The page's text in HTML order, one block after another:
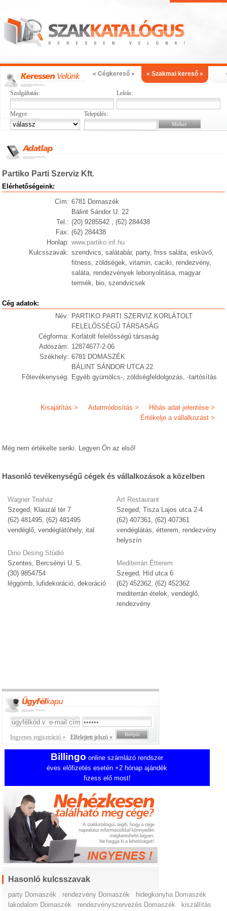
« Cégkereső » « Szakmai kereső »
Szolgáltatás: Leírás:
Megye: Település:
Partiko Parti Szerviz Kft.
Elérhetőségeink:
Cím: 6781 Domaszék
Bálint Sándor U. 22
Tel.: (20) 9285542 , (62) 284438
Fax: (62) 284438
Honlap: www.partiko.inf.hu
Kulcsszavak: szendvics, salátabár, party, friss saláta, esküvő,
fitness, zöldségek, vitamin, caciki, rendezvény,
saláta, rendezvények lebonyolitása, magyar
termék, bio, szendvicsek
Cég adatok:
Név: PARTIKO PARTI SZERVIZ KORLÁTOLT
FELELŐSSÉGŰ TÁRSASÁG
Cégforma: Korlátolt felelősségű társaság
Adószám: 12874677-2-06
Székhely: 6781 DOMASZÉK
BÁLINT SÁNDOR UTCA 22.
Főtevékenység: Egyéb gyümölcs-, zöldségfeldolgozás, -tartósítás
Hibás adat jelentése >
Adatmódosítás >
Kisajátítás >
Értékelje a vállalkozást >
Még nem értékelte senki. Legyen Ön az első!
Hasonló tevékenységű cégek és vállalkozások a közelben
Wagner Teaház
Szeged, Klauzál tér 7
(62) 481495, (62) 481495
vendéglő, vendéglátóhely, ital
Dino Desing Stúdió
Szentes, Bercsényi U. 5.
(30) 9854754
léggömb, lufidekoráció, dekoráció
Art Restaurant
Szeged, Tisza Lajos utca 2-4
(62) 407361, (62) 407361
vendéglátás, étterem, rendezvény
helyszín
Mediterrán Étterem
Szeged, Híd utca 6
(62) 452362, (62) 452362
mediterrán ételek, vendéglő,
rendezvény
Ingyenes regisztráció » Elfelejtett jelszó »
Billingo online számlázó rendszer
éves előfizetés esetén +2 hónap ajándék
fizess elő most!
Hasonló kulcsszavak
party Domaszék rendezvény Domaszék
hidegkonyha Domaszék
lakodalom Domaszék
rendezvényszervezés Domaszék
kiszállítás